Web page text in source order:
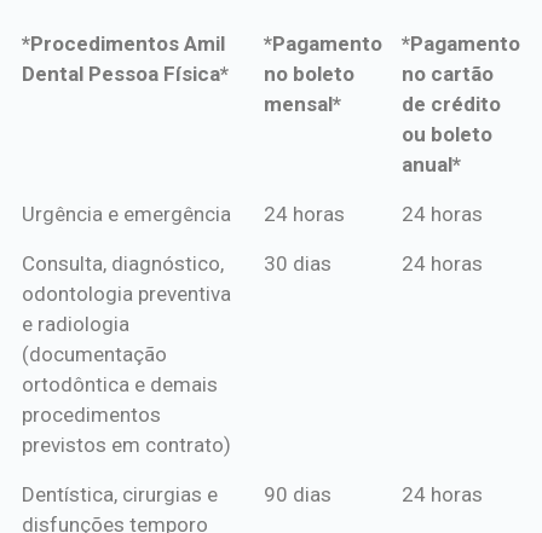
*Procedimentos Amil
Dental Pessoa Física*
*Pagamento
no boleto
mensal*
*Pagamento
no cartão
de crédito
ou boleto
anual*
*Procedimentos Amil
*Pagamento
mensal*
*Pagamento
de crédito
Urgência e emergência 24 horas 24 horas
Consulta, diagnóstico,
odontologia preventiva
e radiologia
(documentação
ortodôntica e demais
procedimentos
previstos em contrato)
30 dias 24 horas
Dentística, cirurgias e
disfunções temporo
90 dias 24 horas